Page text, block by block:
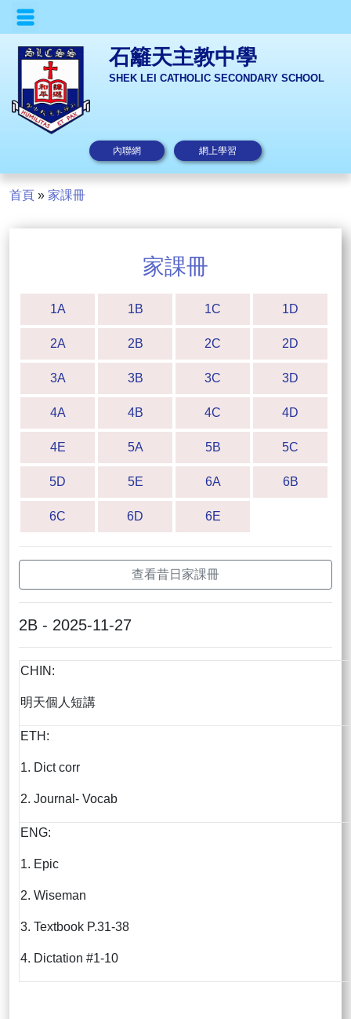
石籬天主教中學
SHEK LEI CATHOLIC SECONDARY SCHOOL
內聯網 網上學習
首頁 » 家課冊
家課冊
1A 1B 1C 1D
2A 2B 2C 2D
3A 3B 3C 3D
4A 4B 4C 4D
4E 5A 5B 5C
5D 5E 6A 6B
6C 6D 6E
查看昔日家課冊
2B - 2025-11-27
CHIN:
明天個人短講
ETH:
1. Dict corr
2. Journal- Vocab
ENG:
1. Epic
2. Wiseman
3. Textbook P.31-38
4. Dictation #1-10